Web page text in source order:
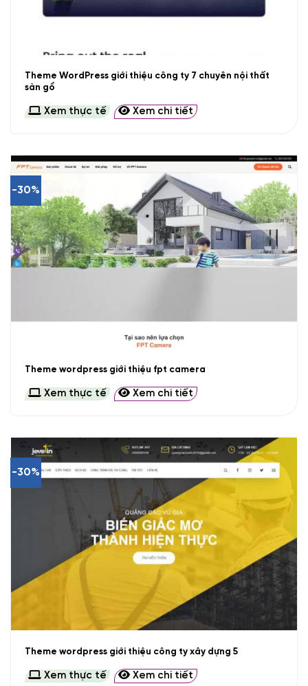
Theme WordPress giới thiệu công ty 7 chuyên nội thất
sàn gổ
Xem thực tế Xem chi tiết
-30%
Theme wordpress giới thiệu fpt camera
Xem thực tế Xem chi tiết
-30%
Theme wordpress giới thiệu công ty xây dựng 5
Xem thực tế Xem chi tiết